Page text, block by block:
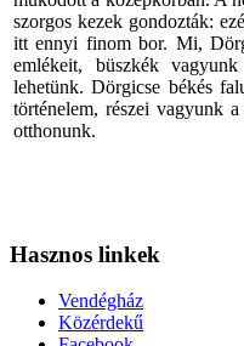
szorgos kezek gondozták:
itt ennyi finom bor. Mi,
emlékeit, büszkék
lehetünk. Dörgicse békés
történelem, részei vagyunk
otthonunk.
Hasznos linkek
Vendégház
Közérdekű